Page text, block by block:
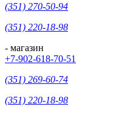
(351) 270-50-94
(351) 220-18-98
- магазин
+7-902-618-70-51
(351) 269-60-74
(351) 220-18-98